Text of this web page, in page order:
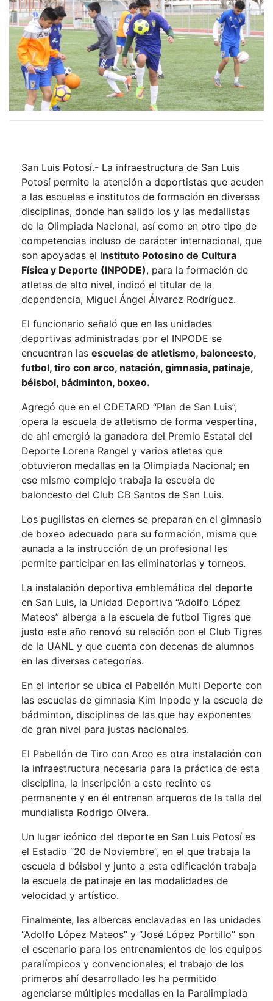
San Luis Potosí.- La infraestructura de San Luis
Potosí permite la atención a deportistas que acuden
a las escuelas e institutos de formación en diversas
disciplinas, donde han salido los y las medallistas
de la Olimpiada Nacional, así como en otro tipo de
competencias incluso de carácter internacional, que
son apoyadas el Instituto Potosino de Cultura
Física y Deporte (INPODE), para la formación de
atletas de alto nivel, indicó el titular de la
dependencia, Miguel Ángel Álvarez Rodríguez.
El funcionario señaló que en las unidades
deportivas administradas por el INPODE se
encuentran las escuelas de atletismo, baloncesto,
futbol, tiro con arco, natación, gimnasia, patinaje,
béisbol, bádminton, boxeo.
Agregó que en el CDETARD “Plan de San Luis”,
opera la escuela de atletismo de forma vespertina,
de ahí emergió la ganadora del Premio Estatal del
Deporte Lorena Rangel y varios atletas que
obtuvieron medallas en la Olimpiada Nacional; en
ese mismo complejo trabaja la escuela de
baloncesto del Club CB Santos de San Luis.
Los pugilistas en ciernes se preparan en el gimnasio
de boxeo adecuado para su formación, misma que
aunada a la instrucción de un profesional les
permite participar en las eliminatorias y torneos.
La instalación deportiva emblemática del deporte
en San Luis, la Unidad Deportiva “Adolfo López
Mateos” alberga a la escuela de futbol Tigres que
justo este año renovó su relación con el Club Tigres
de la UANL y que cuenta con decenas de alumnos
en las diversas categorías.
En el interior se ubica el Pabellón Multi Deporte con
las escuelas de gimnasia Kim Inpode y la escuela de
bádminton, disciplinas de las que hay exponentes
de gran nivel para justas nacionales.
El Pabellón de Tiro con Arco es otra instalación con
la infraestructura necesaria para la práctica de esta
disciplina, la inscripción a este recinto es
permanente y en él entrenan arqueros de la talla del
mundialista Rodrigo Olvera.
Un lugar icónico del deporte en San Luis Potosí es
el Estadio “20 de Noviembre”, en el que trabaja la
escuela d béisbol y junto a esta edificación trabaja
la escuela de patinaje en las modalidades de
velocidad y artístico.
Finalmente, las albercas enclavadas en las unidades
“Adolfo López Mateos” y “José López Portillo” son
el escenario para los entrenamientos de los equipos
paralímpicos y convencionales; el trabajo de los
primeros ahí desarrollado les ha permitido
agenciarse múltiples medallas en la Paralimpiada